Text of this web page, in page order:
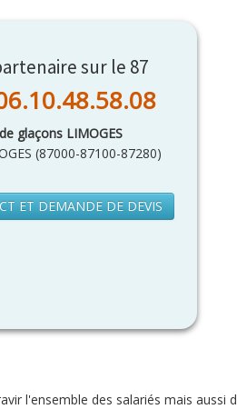
sur le 87
glaçons LIMOGES
(87000-87100-87280)
ET DEMANDE DE DEVIS
l'ensemble des salariés mais aussi